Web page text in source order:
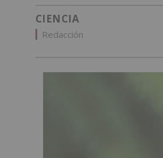
CIENCIA
Redacción